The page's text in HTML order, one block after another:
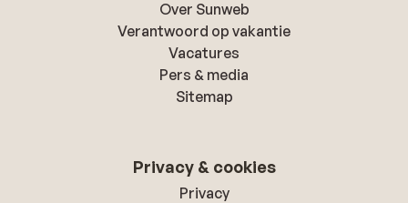
Over Sunweb
Verantwoord op vakantie
Vacatures
Pers & media
Sitemap
Privacy & cookies
Privacy